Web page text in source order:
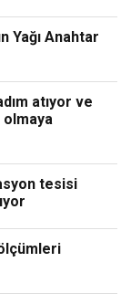
Yağı Anahtar
atıyor ve
tesisi